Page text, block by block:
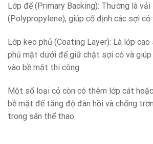
Lớp đế (Primary Backing): Thường là
(Polypropylene), giúp cố định các sợi cỏ
Lớp keo phủ (Coating Layer): Là lớp
phủ mặt dưới để giữ chặt sợi cỏ và
vào bề mặt thi công.
Một số loại cỏ còn có thêm lớp cát
bề mặt để tăng độ đàn hồi và chống
trong sân thể thao.